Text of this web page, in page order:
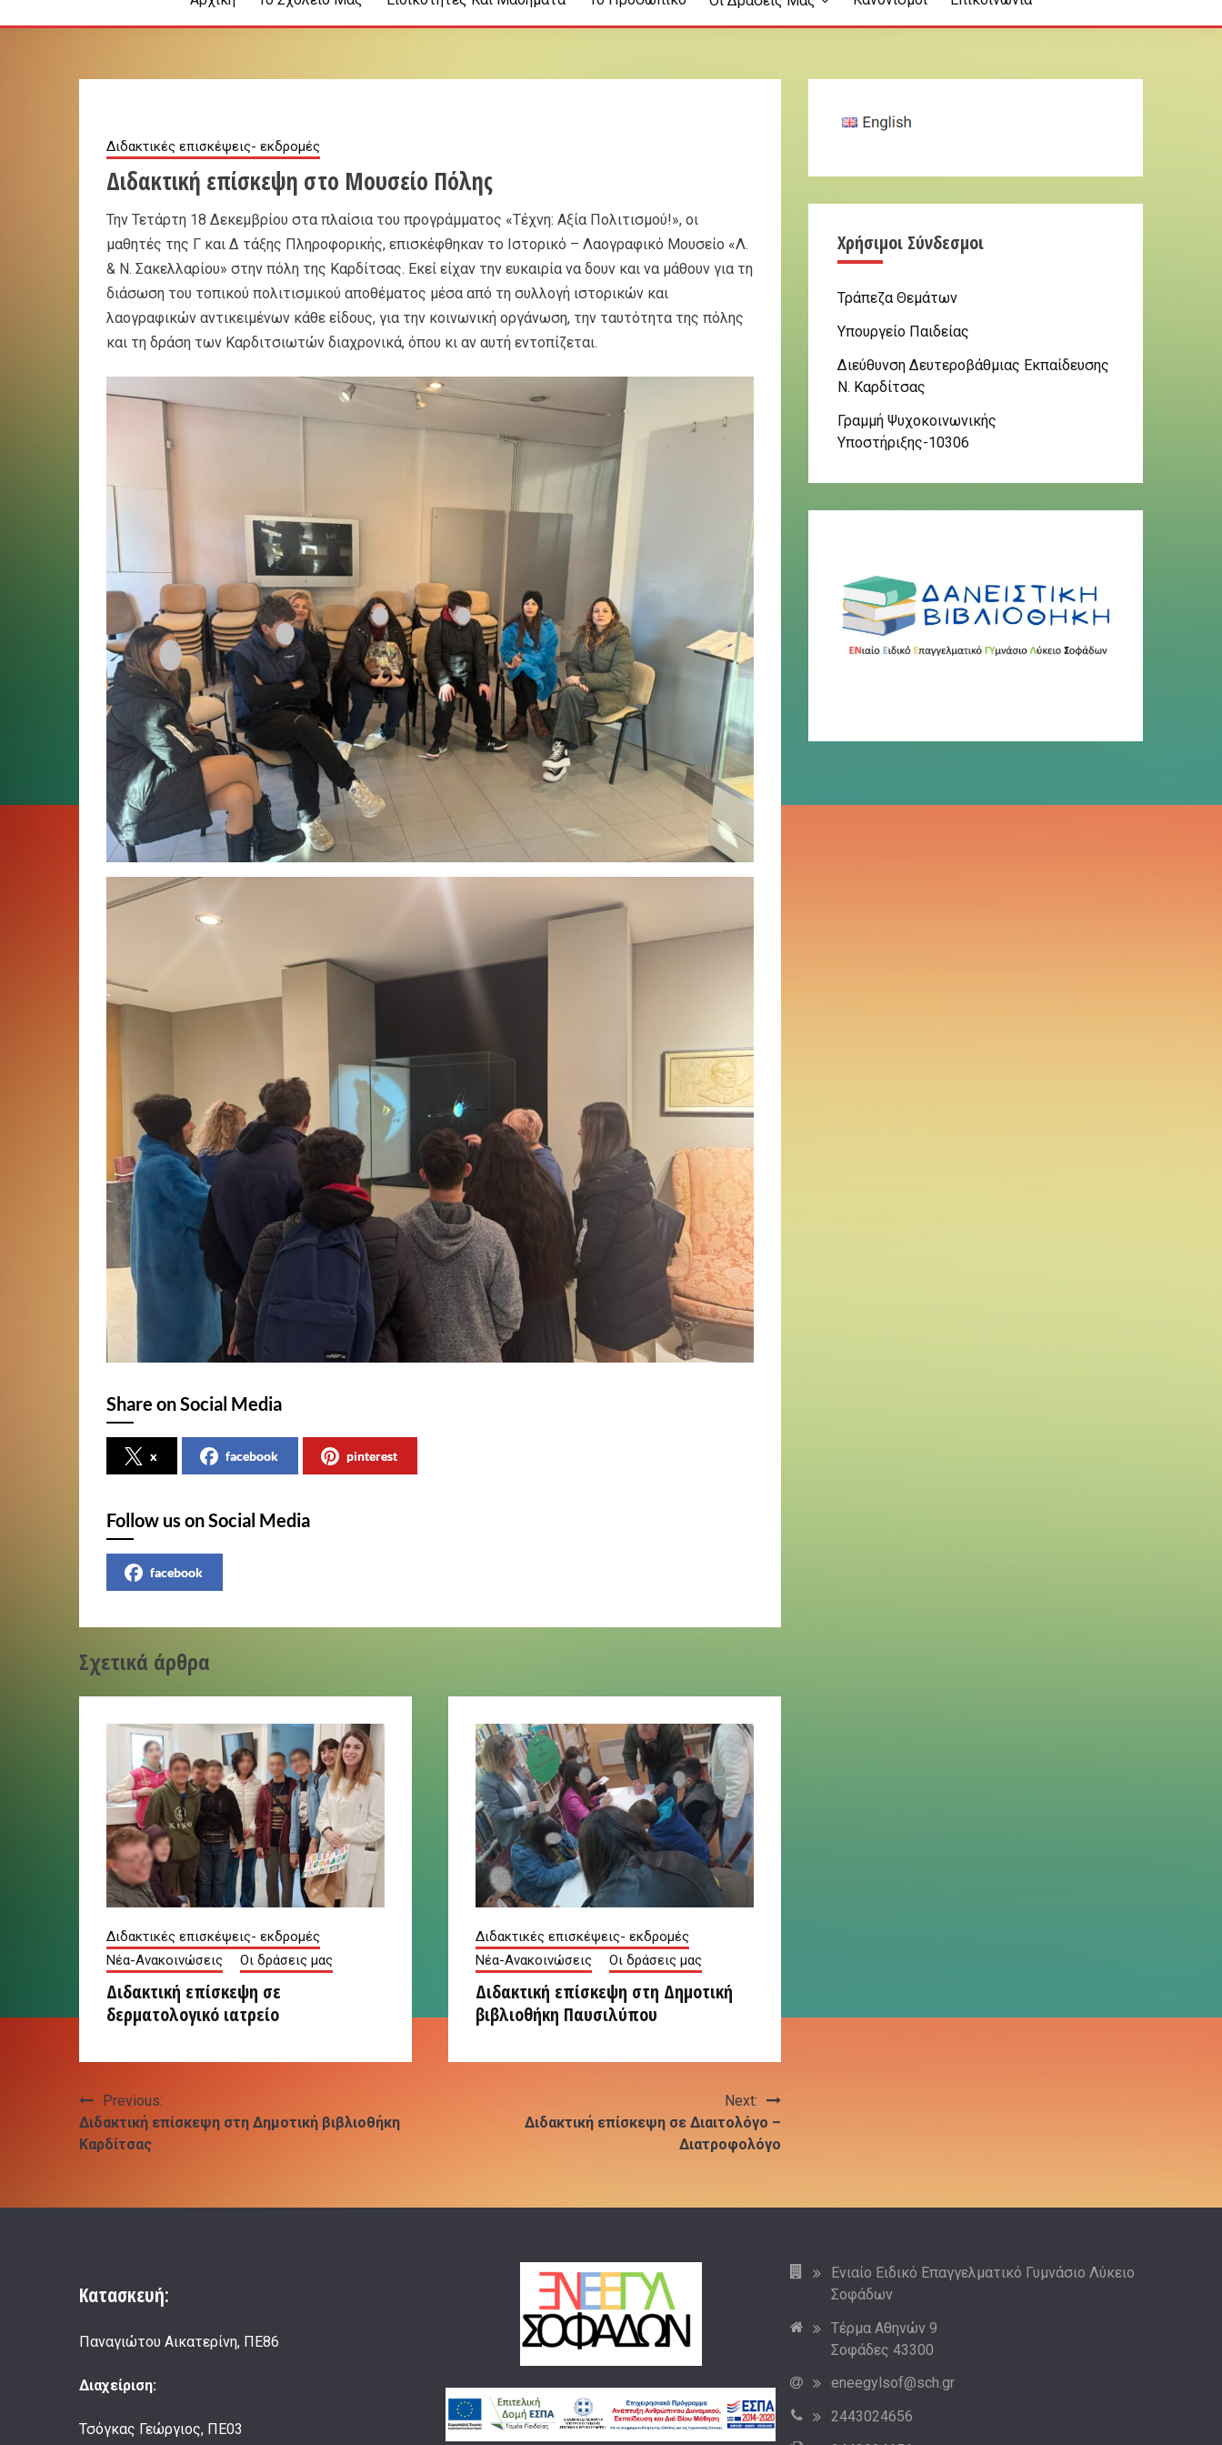
Διδακτικές επισκέψεις- εκδρομές
Διδακτική επίσκεψη στο Μουσείο Πόλης
Την Τετάρτη 18 Δεκεμβρίου στα πλαίσια του προγράμματος «Τέχνη: Αξία Πολιτισμού!», οι
μαθητές της Γ και Δ τάξης Πληροφορικής, επισκέφθηκαν το Ιστορικό – Λαογραφικό Μουσείο «Λ.
& Ν. Σακελλαρίου» στην πόλη της Καρδίτσας. Εκεί είχαν την ευκαιρία να δουν και να μάθουν για τη
διάσωση του τοπικού πολιτισμικού αποθέματος μέσα από τη συλλογή ιστορικών και
λαογραφικών αντικειμένων κάθε είδους, για την κοινωνική οργάνωση, την ταυτότητα της πόλης
και τη δράση των Καρδιτσιωτών διαχρονικά, όπου κι αν αυτή εντοπίζεται.
Share on Social Media
x facebook pinterest
Follow us on Social Media
facebook
Σχετικά άρθρα
Διδακτικές επισκέψεις- εκδρομές
Νέα-Ανακοινώσεις
Οι δράσεις μας
Διδακτική επίσκεψη σε
δερματολογικό ιατρείο
Διδακτικές επισκέψεις- εκδρομές
Νέα-Ανακοινώσεις
Οι δράσεις μας
Διδακτική επίσκεψη στη Δημοτική
βιβλιοθήκη Παυσιλύπου
Πλοήγηση
άρθρων
Previous:
Διδακτική επίσκεψη στη Δημοτική βιβλιοθήκη
Καρδίτσας
Next:
Διδακτική επίσκεψη σε Διαιτολόγο –
Διατροφολόγο
Χρήσιμοι Σύνδεσμοι
Τράπεζα Θεμάτων
Υπουργείο Παιδείας
Διεύθυνση Δευτεροβάθμιας Εκπαίδευσης
Ν. Καρδίτσας
Γραμμή Ψυχοκοινωνικής
Υποστήριξης-10306
Κατασκευή:
Παναγιώτου Αικατερίνη, ΠΕ86
Διαχείριση:
Τσόγκας Γεώργιος, ΠΕ03
Ενιαίο Ειδικό Επαγγελματικό Γυμνάσιο Λύκειο
Σοφάδων
Τέρμα Αθηνών 9
Σοφάδες 43300
eneegylsof@sch.gr
2443024656